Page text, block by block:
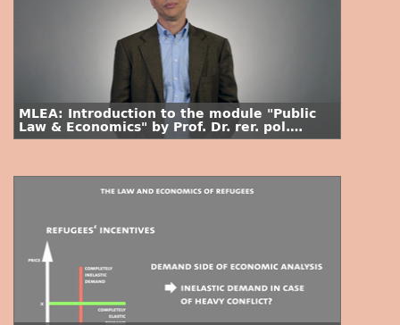
MLEA: Introduction to the module "Public
Law & Economics" by Prof. Dr. rer. pol.
Stefan Voigt